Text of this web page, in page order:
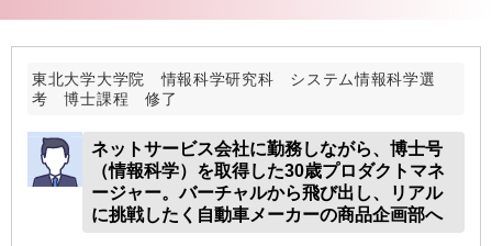
東北大学大学院 情報科学研究科 システム情報科学選
考 博士課程 修了
ネットサービス会社に勤務しながら、博士号
（情報科学）を取得した30歳プロダクトマネ
ージャー。バーチャルから飛び出し、リアル
に挑戦したく自動車メーカーの商品企画部へ